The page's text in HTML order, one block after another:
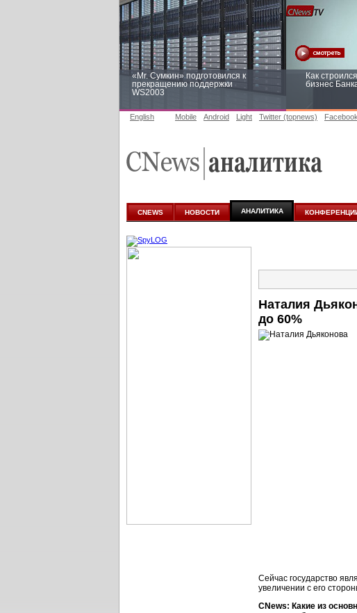
«Mr. Сумкин» подготовился к
прекращению поддержки
WS2003
Как
бизнес
аналитике
English Mobile Android Light Twitter (topnews) Facebook
CNEWS НОВОСТИ АНАЛИТИКА
Наталия
до 60%
Сейчас государство
увеличении с его
CNews: Какие из